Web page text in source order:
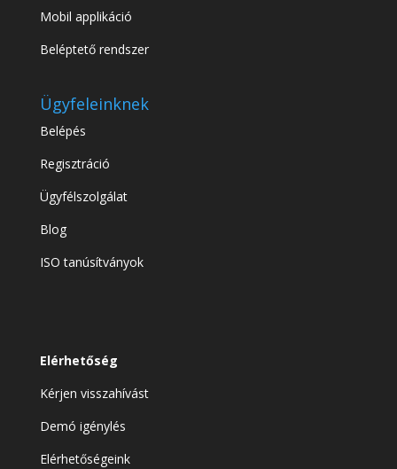
Mobil applikáció
Beléptető rendszer
Ügyfeleinknek
Belépés
Regisztráció
Ügyfélszolgálat
Blog
ISO tanúsítványok
Elérhetőség
Kérjen visszahívást
Demó igénylés
Elérhetőségeink